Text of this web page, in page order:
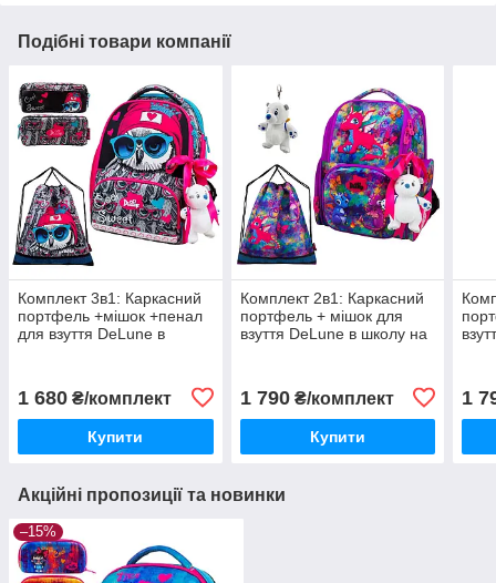
Подібні товари компанії
Комплект 3в1: Каркасний
портфель +мішок +пенал
для взуття DeLune в
1 680 ₴/комплект
Купити
Комплект 2в1: Каркасний
портфель + мішок для
взуття DeLune в школу на
1 790₴/комплект
Купити
1
Акційні пропозиції та новинки
–15%